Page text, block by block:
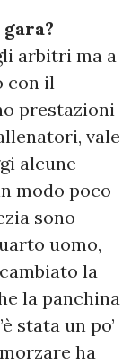
arbitri ma a
con il
prestazioni
vale
alcune
modo poco
sono
uomo,
la
la panchina
stata un po’
ha